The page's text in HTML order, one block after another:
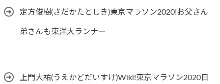
定方俊樹(さだかたとしき)東京マラソン2020!お父さん
弟さんも東洋大ランナー
上門大祐(うえかどだいすけ)Wiki!東京マラソン2020日